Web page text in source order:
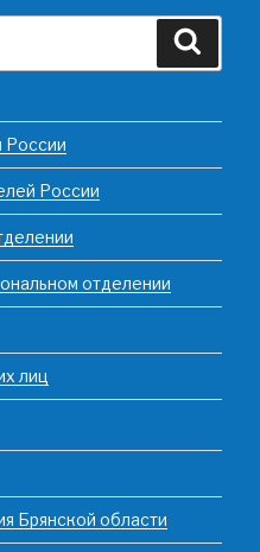
России
России
отделении
лиц
Брянской области